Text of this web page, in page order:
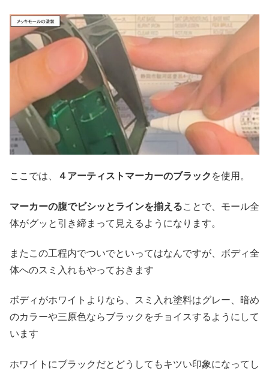
ここでは、 ４アーティストマーカーのブラック を使用。
マーカーの腹でビシッとラインを揃えることで、モール全
体がグッと引き締まって見えるようになります。
またこの工程内でついでといってはなんですが、ボディ全
体へのスミ入れもやっておきます
ボディがホワイトよりなら、スミ入れ塗料はグレー、暗め
のカラーや三原色ならブラックをチョイスするようにして
います
ホワイトにブラックだとどうしてもキツい印象になってし